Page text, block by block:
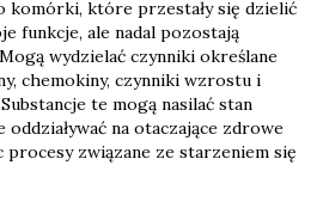
komórki, które przestały się dzielić
funkcje, ale nadal pozostają
wydzielać czynniki określane
chemokiny, czynniki wzrostu i
te mogą nasilać stan
na otaczające zdrowe
związane ze starzeniem się